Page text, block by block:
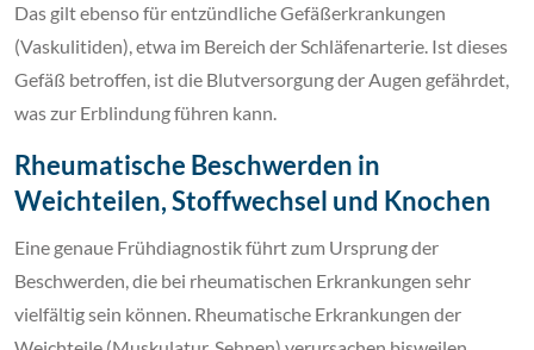
Das gilt ebenso für entzündliche Gefäßerkrankungen
(Vaskulitiden), etwa im Bereich der Schläfenarterie. Ist dieses
Gefäß betroffen, ist die Blutversorgung der Augen gefährdet,
was zur Erblindung führen kann.
Rheumatische Beschwerden in
Weichteilen, Stoffwechsel und Knochen
Eine genaue Frühdiagnostik führt zum Ursprung der
Beschwerden, die bei rheumatischen Erkrankungen sehr
vielfältig sein können. Rheumatische Erkrankungen der